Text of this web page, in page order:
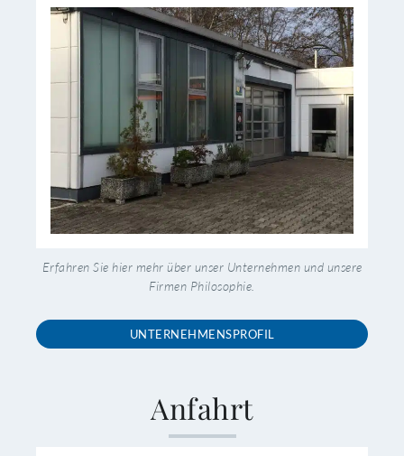
Erfahren Sie hier mehr über unser Unternehmen und unsere
Firmen Philosophie.
UNTERNEHMENSPROFIL
Anfahrt